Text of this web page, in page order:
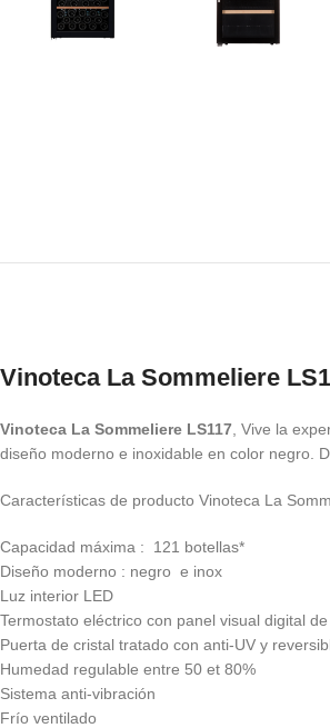
Vinoteca La Sommeliere
Vinoteca La Sommeliere LS117 , Vive la
diseño moderno e inoxidable en color negro.
Características de producto Vinoteca La
Capacidad máxima : 121 botellas*
Diseño moderno : negro e inox
Luz interior LED
Termostato eléctrico con panel visual digital de
Puerta de cristal tratado con anti-UV y
Humedad regulable entre 50 et 80%
Sistema anti-vibración
Frío ventilado